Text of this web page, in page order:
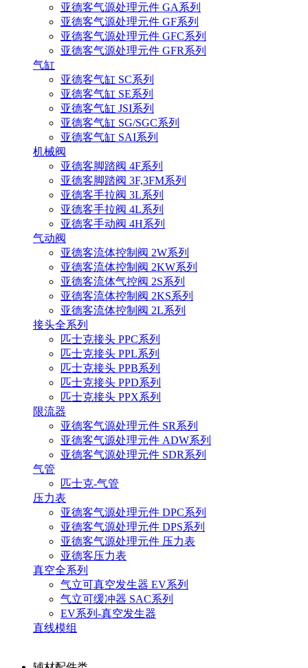
亚德客气源处理元件 GA系列
亚德客气源处理元件 GF系列
亚德客气源处理元件 GFC系列
亚德客气源处理元件 GFR系列
气缸
亚德客气缸 SC系列
亚德客气缸 SE系列
亚德客气缸 JSI系列
亚德客气缸 SG/SGC系列
亚德客气缸 SAI系列
机械阀
亚德客脚踏阀 4F系列
亚德客脚踏阀 3F,3FM系列
亚德客手拉阀 3L系列
亚德客手拉阀 4L系列
亚德客手动阀 4H系列
气动阀
亚德客流体控制阀 2W系列
亚德客流体控制阀 2KW系列
亚德客流体气控阀 2S系列
亚德客流体控制阀 2KS系列
亚德客流体控制阀 2L系列
接头全系列
匹士克接头 PPC系列
匹士克接头 PPL系列
匹士克接头 PPB系列
匹士克接头 PPD系列
匹士克接头 PPX系列
限流器
亚德客气源处理元件 SR系列
亚德客气源处理元件 ADW系列
亚德客气源处理元件 SDR系列
气管
匹士克-气管
压力表
亚德客气源处理元件 DPC系列
亚德客气源处理元件 DPS系列
亚德客气源处理元件 压力表
亚德客压力表
真空全系列
气立可真空发生器 EV系列
气立可缓冲器 SAC系列
EV系列-真空发生器
直线模组